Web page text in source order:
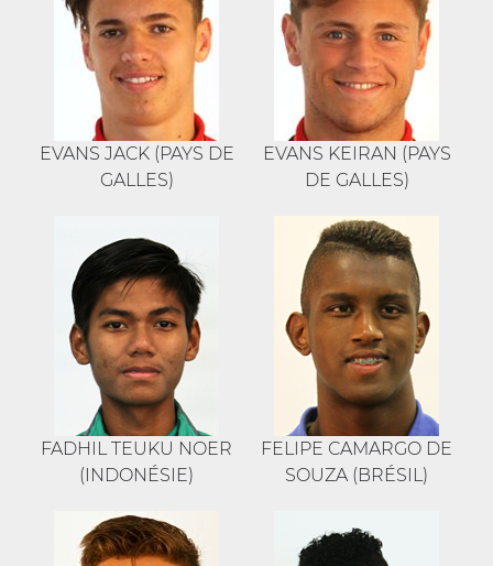
EVANS JACK (PAYS DE
GALLES)
EVANS KEIRAN (PAYS
DE GALLES)
FADHIL TEUKU NOER
(INDONÉSIE)
FELIPE CAMARGO DE
SOUZA (BRÉSIL)